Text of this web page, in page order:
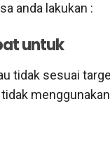
anda lakukan :
untuk
tidak sesuai